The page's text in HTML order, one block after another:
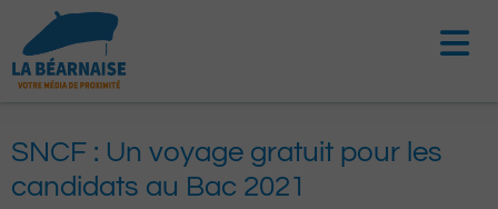
contenu
SNCF : Un voyage gratuit pour les
candidats au Bac 2021